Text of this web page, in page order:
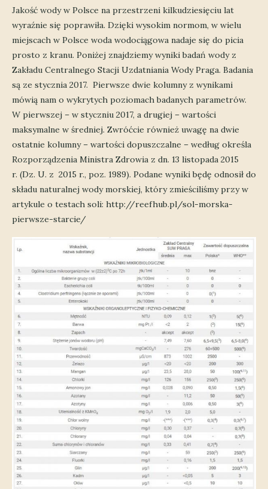
Jakość wody w Polsce na przestrzeni kilkudziesięciu lat
wyraźnie się poprawiła. Dzięki wysokim normom, w wielu
miejscach w Polsce woda wodociągowa nadaje się do picia
prosto z kranu. Poniżej znajdziemy wyniki badań wody z
Zakładu Centralnego Stacji Uzdatniania Wody Praga. Badania
są ze stycznia 2017. Pierwsze dwie kolumny z wynikami
mówią nam o wykrytych poziomach badanych parametrów.
W pierwszej – w styczniu 2017, a drugiej – wartości
maksymalne w średniej. Zwróćcie również uwagę na dwie
ostatnie kolumny – wartości dopuszczalne – według określa
Rozporządzenia Ministra Zdrowia z dn. 13 listopada 2015
r. (Dz. U. z 2015 r., poz. 1989). Podane wyniki będę odnosił do
składu naturalnej wody morskiej, który zmieściliśmy przy w
artykule o testach soli: http://reefhub.pl/sol-morska-
pierwsze-starcie/